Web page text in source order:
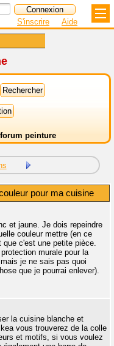
S'inscrire Aide
forum peinture
pour ma cuisine
et jaune. Je dois repeindre
couleur mettre (en ce
c'est une petite pièce.
murale pour la
je ne sais pas quoi
que je pourrai enlever).
la cuisine blanche et
vous trouverez de la colle
et motifs, si vous voulez